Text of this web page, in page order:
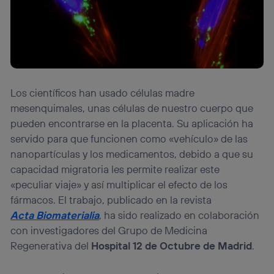
Los científicos han usado células madre
mesenquimales, unas células de nuestro cuerpo que
pueden encontrarse en la placenta. Su aplicación ha
servido para que funcionen como «vehículo» de las
nanopartículas y los medicamentos, debido a que su
capacidad migratoria les permite realizar este
«peculiar viaje» y así multiplicar el efecto de los
fármacos. El trabajo, publicado en la revista
Acta Biomaterialia, ha sido realizado en colaboración
con investigadores del Grupo de Medicina
Regenerativa del Hospital 12 de Octubre de Madrid.